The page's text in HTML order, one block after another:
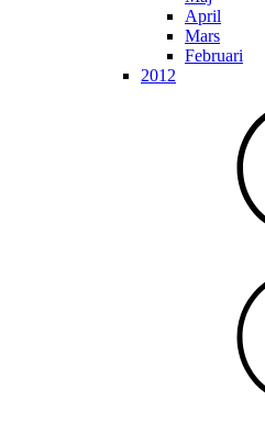
April
Mars
Februari
2012